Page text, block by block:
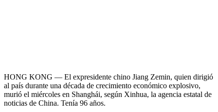
HONG KONG — El expresidente chino Jiang Zemin, quien dirigió
al país durante una década de crecimiento económico explosivo,
murió el miércoles en Shanghái, según Xinhua, la agencia estatal de
noticias de China. Tenía 96 años.